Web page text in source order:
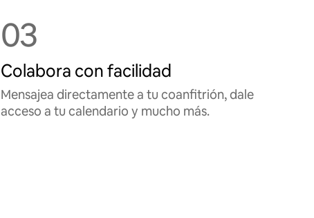
03
Colabora con facilidad
Mensajea directamente a tu coanfitrión, dale
acceso a tu calendario y mucho más.